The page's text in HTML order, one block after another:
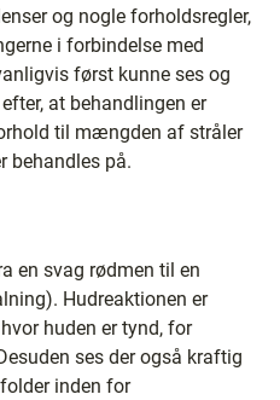
og nogle forholdsregler,
i forbindelse med
først kunne ses og
at behandlingen er
til mængden af stråler
behandles på.
en svag rødmen til en
Hudreaktionen er
huden er tynd, for
ses der også kraftig
inden for